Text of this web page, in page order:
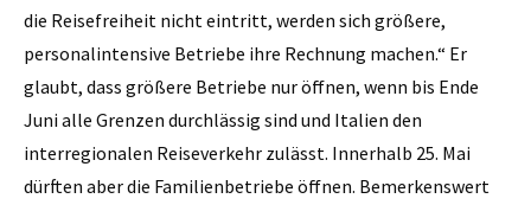
die Reisefreiheit nicht eintritt, werden sich größere,
personalintensive Betriebe ihre Rechnung machen.“ Er
glaubt, dass größere Betriebe nur öffnen, wenn bis Ende
Juni alle Grenzen durchlässig sind und Italien den
interregionalen Reiseverkehr zulässt. Innerhalb 25. Mai
dürften aber die Familienbetriebe öffnen. Bemerkenswert